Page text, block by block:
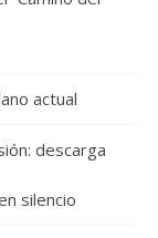
actual
descarga
silencio